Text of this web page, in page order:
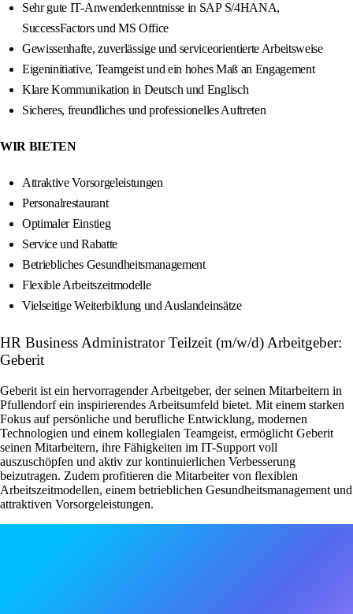
Sehr gute IT-Anwenderkenntnisse in SAP S/4HANA,
SuccessFactors und MS Office
Gewissenhafte, zuverlässige und serviceorientierte Arbeitsweise
Eigeninitiative, Teamgeist und ein hohes Maß an Engagement
Klare Kommunikation in Deutsch und Englisch
Sicheres, freundliches und professionelles Auftreten
WIR BIETEN
Attraktive Vorsorgeleistungen
Personalrestaurant
Optimaler Einstieg
Service und Rabatte
Betriebliches Gesundheitsmanagement
Flexible Arbeitszeitmodelle
Vielseitige Weiterbildung und Auslandeinsätze
HR Business Administrator Teilzeit (m/w/d) Arbeitgeber:
Geberit
Geberit ist ein hervorragender Arbeitgeber, der seinen Mitarbeitern in
Pfullendorf ein inspirierendes Arbeitsumfeld bietet. Mit einem starken
Fokus auf persönliche und berufliche Entwicklung, modernen
Technologien und einem kollegialen Teamgeist, ermöglicht Geberit
seinen Mitarbeitern, ihre Fähigkeiten im IT-Support voll
auszuschöpfen und aktiv zur kontinuierlichen Verbesserung
beizutragen. Zudem profitieren die Mitarbeiter von flexiblen
Arbeitszeitmodellen, einem betrieblichen Gesundheitsmanagement und
attraktiven Vorsorgeleistungen.